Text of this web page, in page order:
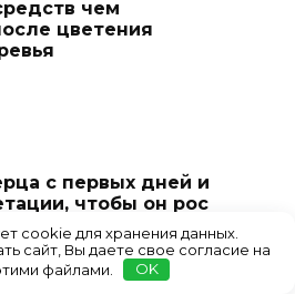
чем
цветения
с первых дней и
чтобы он рос
cookie для хранения данных.
сайт, Вы даете свое согласие на
файлами.
OK